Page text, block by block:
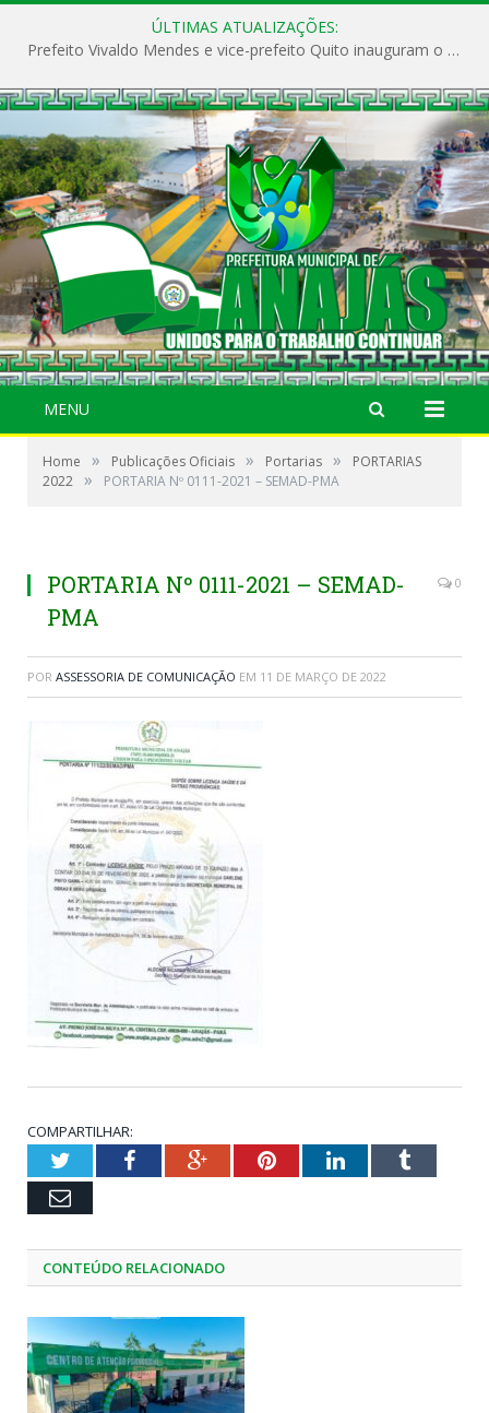
ÚLTIMAS ATUALIZAÇÕES:
Prefeito Vivaldo Mendes e vice-prefeito Quito inauguram o CAPS e fortalecem a saúde pública em Anajás.
MENU
Home » Publicações Oficiais » Portarias »
PORTARIAS
2022 » PORTARIA Nº 0111-2021 – SEMAD-PMA
PORTARIA Nº 0111-2021 – SEMAD-
PMA
0
POR ASSESSORIA DE COMUNICAÇÃO EM 11 DE MARÇO DE 2022
COMPARTILHAR:
TwitterFacebookGoogle+PinterestLinkedInTumblr
Email
CONTEÚDO RELACIONADO